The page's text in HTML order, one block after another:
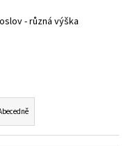
- různá výška